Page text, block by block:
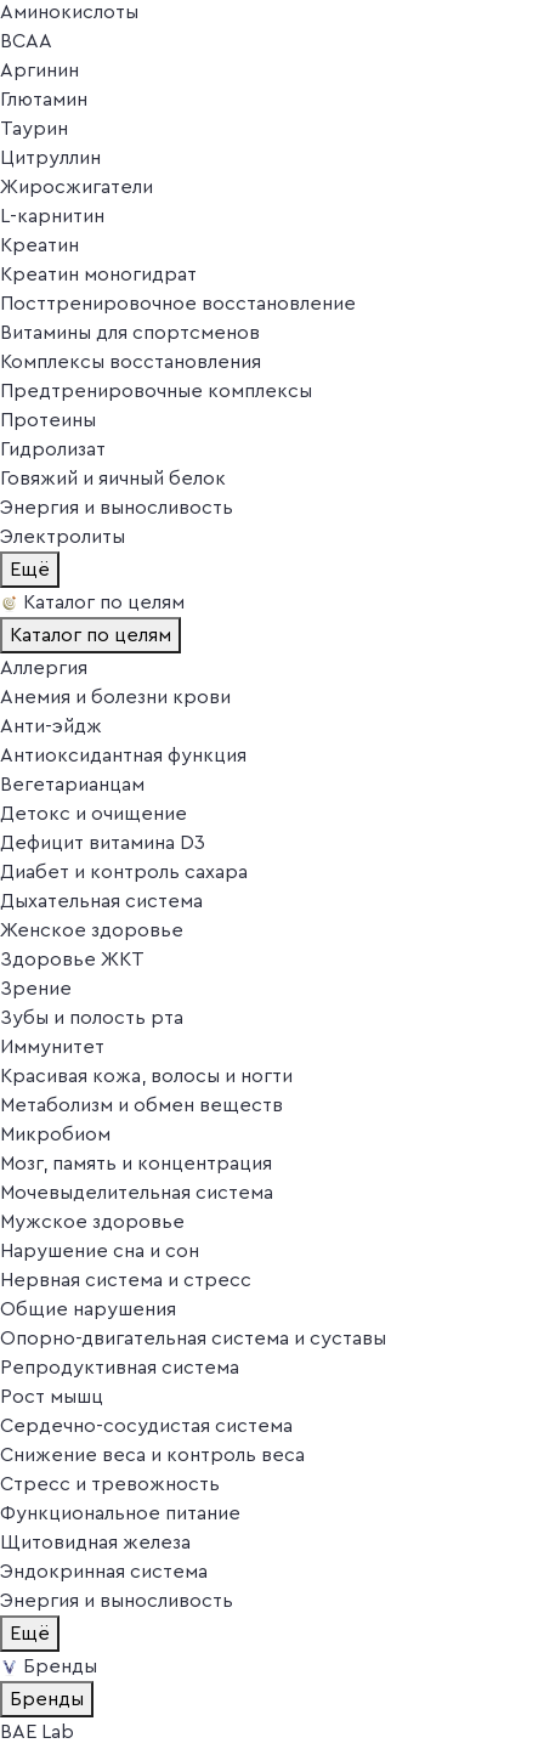
Аминокислоты
BCAA
Аргинин
Глютамин
Таурин
Цитруллин
Жиросжигатели
L-карнитин
Креатин
Креатин моногидрат
Посттренировочное восстановление
Витамины для спортсменов
Комплексы восстановления
Предтренировочные комплексы
Протеины
Гидролизат
Говяжий и яичный белок
Энергия и выносливость
Электролиты
Ещё
Каталог по целям
Каталог по целям
Аллергия
Анемия и болезни крови
Анти-эйдж
Антиоксидантная функция
Вегетарианцам
Детокс и очищение
Дефицит витамина D3
Диабет и контроль сахара
Дыхательная система
Женское здоровье
Здоровье ЖКТ
Зрение
Зубы и полость рта
Иммунитет
Красивая кожа, волосы и ногти
Метаболизм и обмен веществ
Микробиом
Мозг, память и концентрация
Мочевыделительная система
Мужское здоровье
Нарушение сна и сон
Нервная система и стресс
Общие нарушения
Опорно-двигательная система и суставы
Репродуктивная система
Рост мышц
Сердечно-сосудистая система
Снижение веса и контроль веса
Стресс и тревожность
Функциональное питание
Щитовидная железа
Эндокринная система
Энергия и выносливость
Ещё
Бренды
Бренды
BAE Lab